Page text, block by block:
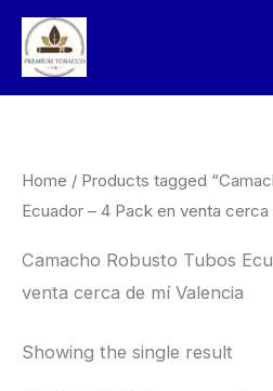
Skip
content
Home / Products tagged
Ecuador – 4 Pack en venta cerca
Camacho Robusto Tubos
venta cerca de mí Valencia
Showing the single result